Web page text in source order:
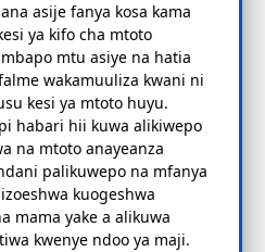
asije fanya kosa kama
ya kifo cha mtoto
mtu asiye na hatia
wakamuuliza kwani ni
kesi ya mtoto huyu.
habari hii kuwa alikiwepo
na mtoto anayeanza
palikuwepo na mfanya
kuogeshwa
mama yake a alikuwa
kwenye ndoo ya maji.